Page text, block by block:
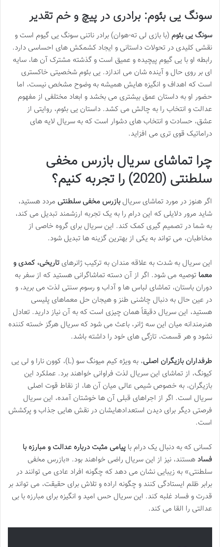
سونگ یی بئوم: برادری در پیچ و خم تقدیر
سونگ یی بئوم (با بازی لی ته-هوان) برادر ناتنی سونگ یی گیوم است و
نقشی کلیدی در تحولات داستانی و ایجاد کشمکش های احساسی دارد.
رابطه او با یی گیوم پیچیده و عمیق است و گذشته مشترک آن ها، سایه
ای بر روی حال و آینده شان می اندازد. یی بئوم شخصیتی خاکستری
است که اهداف و انگیزه هایش همیشه به وضوح مشخص نیست، اما
حضور او به داستان عمق بیشتری می بخشد و ابعاد مختلفی از مفهوم
عدالت و انتخاب را به چالش می کشد. داستان یی بئوم، روایتی از
عشق، حسادت و انتخاب های دشوار است که به سریال لایه های
دراماتیک قوی تری می افزاید.
چرا تماشای سریال بازرس مخفی
سلطنتی (2020) را تجربه کنیم؟
اگر هنوز در مورد تماشای سریال بازرس مخفی سلطنتی مردد هستید،
شاید مرور دلایلی که این درام را به یک تجربه ارزشمند تبدیل می کند،
به شما در تصمیم گیری کمک کند. این سریال برای گروه خاصی از
مخاطبان، می تواند به یکی از بهترین گزینه ها تبدیل شود.
این سریال به شدت به علاقه مندان به ترکیب ژانرهای تاریخی، کمدی و
معما توصیه می شود. اگر از آن دسته تماشاگرانی هستید که از سفر به
دوران باستان، تماشای لباس ها و آداب و رسوم سنتی لذت می برید، و
در عین حال به دنبال چاشنی طنز و هیجان حل معماهای پلیسی
هستید، این سریال دقیقاً همان چیزی است که به آن نیاز دارید. تعادل
هنرمندانه میان این سه ژانر، باعث می شود که سریال هرگز خسته کننده
نشود و هر قسمت، تازگی های خود را داشته باشد.
طرفداران بازیگران اصلی
، به ویژه کیم میونگ سو (L)، کوون نارا و لی یی
کیونگ، از تماشای این سریال لذت فراوانی خواهند برد. عملکرد این
بازیگران، به خصوص شیمی عالی میان آن ها، از نقاط قوت اصلی
سریال است. اگر از اجراهای قبلی آن ها خوشتان آمده، این سریال
فرصتی دیگر برای دیدن استعدادهایشان در نقش هایی جذاب و پرکشش
است.
کسانی که به دنبال یک درام با پیامی مثبت درباره عدالت و مبارزه با
فساد هستند، نیز از این سریال راضی خواهند بود. «بازرس مخفی
سلطنتی» به زیبایی نشان می دهد که چگونه افراد عادی می توانند در
برابر ظلم ایستادگی کنند و چگونه اراده و تلاش برای حقیقت، می تواند بر
قدرت و فساد غلبه کند. این سریال حس امید و انگیزه برای مبارزه با بی
عدالتی را القا می کند.